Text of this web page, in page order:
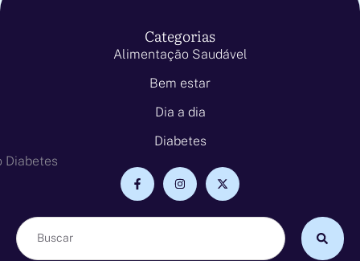
Categorias
Alimentação Saudável
Bem estar
Dia a dia
Diabetes